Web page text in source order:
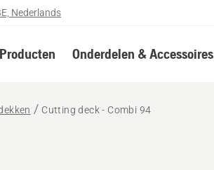
Nederlands
Producten Onderdelen & Accessoires
Cutting deck - Combi 94